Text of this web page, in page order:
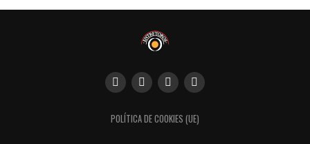
POLÍTICA DE COOKIES (UE)